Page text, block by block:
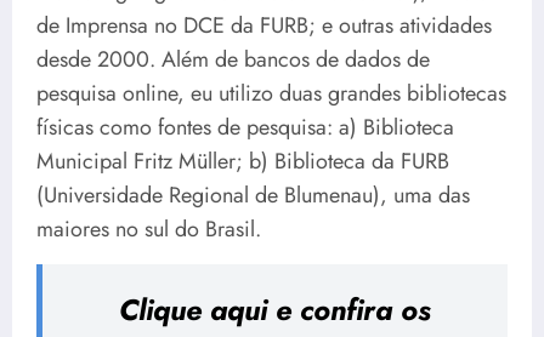
de Imprensa no DCE da FURB; e outras atividades
desde 2000. Além de bancos de dados de
pesquisa online, eu utilizo duas grandes bibliotecas
físicas como fontes de pesquisa: a) Biblioteca
Municipal Fritz Müller; b) Biblioteca da FURB
(Universidade Regional de Blumenau), uma das
maiores no sul do Brasil.
Clique aqui e confira os